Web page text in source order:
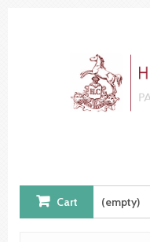
Cart (empty)